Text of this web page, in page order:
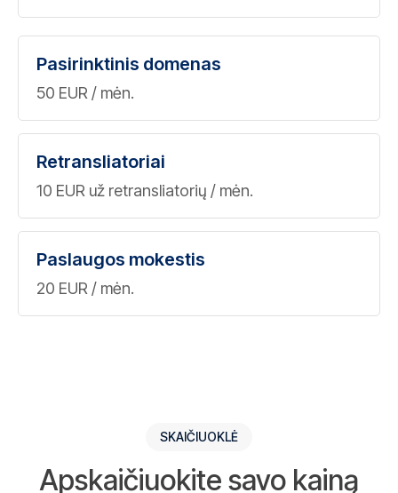
Pasirinktinis domenas
50 EUR / mėn.
Retransliatoriai
10 EUR už retransliatorių / mėn.
Paslaugos mokestis
20 EUR / mėn.
SKAIČIUOKLĖ
Apskaičiuokite savo kainą